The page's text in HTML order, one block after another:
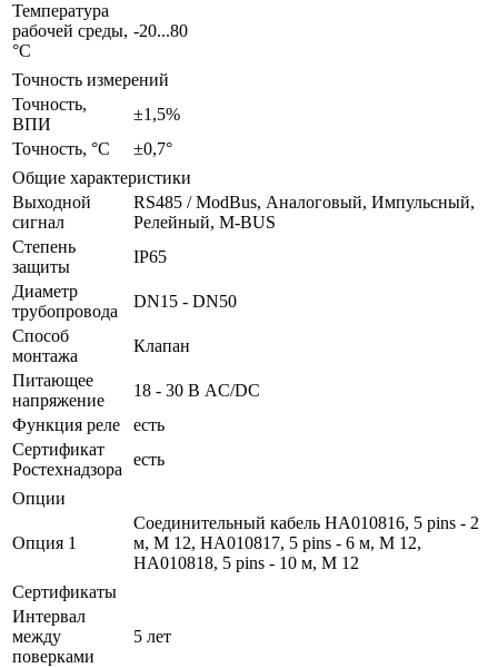
Температура
рабочей среды,
°С
-20...80
Точность измерений
Точность,
ВПИ
±1,5%
Точность, °С
±0,7°
Общие характеристики
Выходной
сигнал
RS485 / ModBus, Аналоговый, Импульсный,
Релейный, M-BUS
Степень
защиты
IP65
Диаметр
трубопровода
DN15 - DN50
Способ
монтажа
Клапан
Питающее
напряжение
18 - 30 В AC/DC
Функция реле
есть
Сертификат
Ростехнадзора
есть
Опции
Опция 1
Соединительный кабель HA010816, 5 pins - 2
м, М 12, HA010817, 5 pins - 6 м, М 12,
HA010818, 5 pins - 10 м, М 12
Сертификаты
Интервал
между
поверками
5 лет